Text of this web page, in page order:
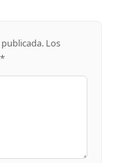
Los
*